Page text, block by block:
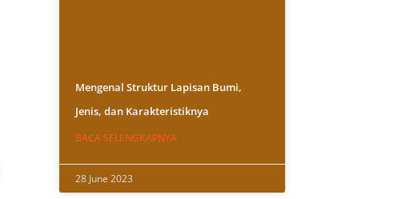
Mengenal Struktur Lapisan Bumi,
Jenis, dan Karakteristiknya
BACA SELENGKAPNYA
28 June 2023